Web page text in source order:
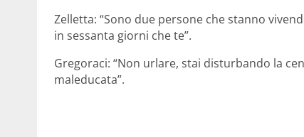
Zelletta: “Sono due persone che stanno
in sessanta giorni che te”.
Gregoraci: “Non urlare, stai disturbando la
maleducata”.